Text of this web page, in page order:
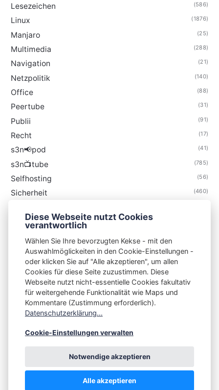
Lesezeichen (586)
Linux (1876)
Manjaro (25)
Multimedia (288)
Navigation (21)
Netzpolitik (140)
Office (88)
Peertube (31)
Publii (91)
Recht (17)
s3n📢pod (41)
s3n📺tube (785)
Selfhosting (56)
Sicherheit (460)
Thunderbird
S3N🧩NET
Integrating Open-Source Blog Network (iOSBN)
Impressum
Kontakt
Diese Webseite nutzt Cookies
verantwortlich
Wählen Sie Ihre bevorzugten Kekse - mit den
Auswahlmöglickeiten in den Cookie-Einstellungen -
oder klicken Sie auf "Alle akzeptieren", um allen
Cookies für diese Seite zuzustimmen. Diese
Webseite nutzt nicht-essentielle Cookies fakultativ
für weitergehende Funktionalität wie Maps und
Kommentare (Zustimmung erforderlich).
Datenschutzerklärung...
Cookie-Einstellungen verwalten
Notwendige akzeptieren
Alle akzeptieren